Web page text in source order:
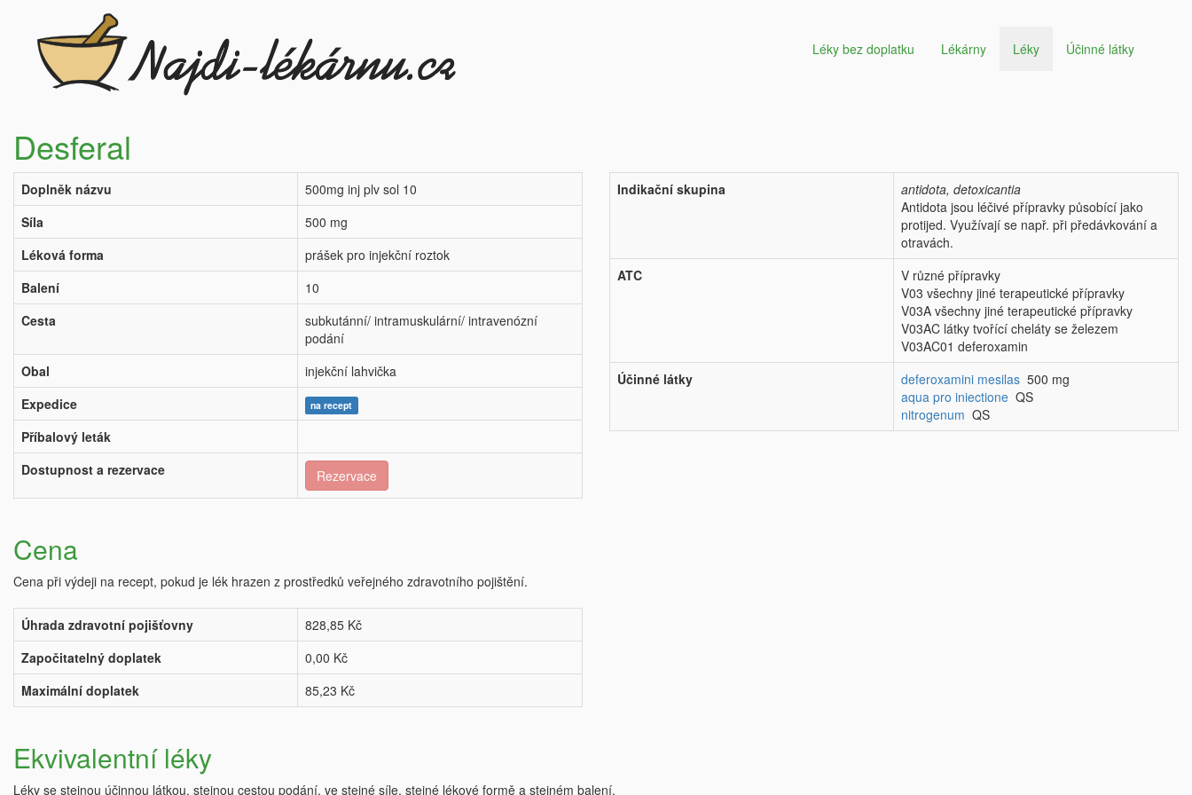
Léky bez doplatku Lékárny Léky Účinné látky
Desferal
Doplněk názvu
500mg inj plv sol 10
Síla
500 mg
Léková forma
prášek pro injekční roztok
Balení
10
Cesta
subkutánní/ intramuskulární/ intravenózní
podání
Obal
injekční lahvička
Expedice
na recept
Příbalový leták
Dostupnost a rezervace
Rezervace
Indikační skupina
antidota, detoxicantia
Antidota jsou léčivé přípravky působící jako
protijed. Využívají se např. při předávkování a
otravách.
ATC
V různé přípravky
V03 všechny jiné terapeutické přípravky
V03A všechny jiné terapeutické přípravky
V03AC látky tvořící cheláty se železem
V03AC01 deferoxamin
Účinné látky
deferoxamini mesilas 500 mg
aqua pro iniectione QS
nitrogenum QS
Cena
Cena při výdeji na recept, pokud je lék hrazen z prostředků veřejného zdravotního pojištění.
Úhrada zdravotní pojišťovny
828,85 Kč
Započitatelný doplatek
0,00 Kč
Maximální doplatek
85,23 Kč
Ekvivalentní léky
Léky se stejnou účinnou látkou, stejnou cestou podání, ve stejné síle, stejné lékové formě a stejném balení.